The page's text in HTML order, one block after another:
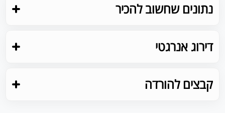
נתונים שחשוב להכיר
דירוג אנרגטי
קבצים להורדה